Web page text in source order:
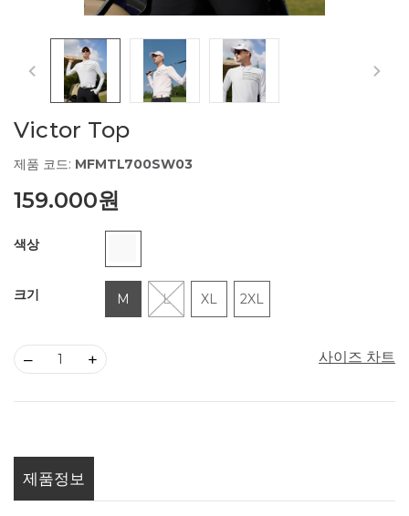
Victor Top
제품 코드: MFMTL700SW03
159.000원
색상
크기 M L XL 2XL
사이즈 차트
– +
제품정보